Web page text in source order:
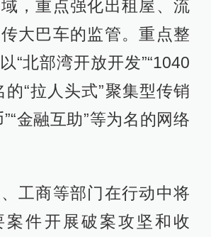
，重点强化出租屋、流
大巴车的监管。重点整
“北部湾开放开发”“1040
的“拉人头式”聚集型传销
金融互助”等为名的网络
工商等部门在行动中将
案件开展破案攻坚和收